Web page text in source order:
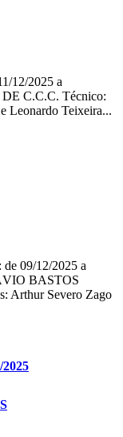
12/2025 a
C.C.C. Técnico:
Leonardo Teixeira...
09/12/2025 a
BASTOS
Arthur Severo Zago